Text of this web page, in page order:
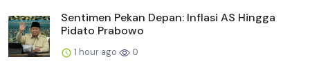
Sentimen Pekan Depan: Inflasi AS Hingga
Pidato Prabowo
1 hour ago 0